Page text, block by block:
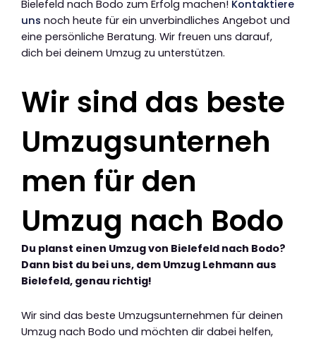
Bielefeld nach Bodo zum Erfolg machen! Kontaktiere
uns noch heute für ein unverbindliches Angebot und
eine persönliche Beratung. Wir freuen uns darauf,
dich bei deinem Umzug zu unterstützen.
Wir sind das beste
Umzugsunterneh
men für den
Umzug nach Bodo
Du planst einen Umzug von Bielefeld nach Bodo?
Dann bist du bei uns, dem Umzug Lehmann aus
Bielefeld, genau richtig!
Wir sind das beste Umzugsunternehmen für deinen
Umzug nach Bodo und möchten dir dabei helfen,